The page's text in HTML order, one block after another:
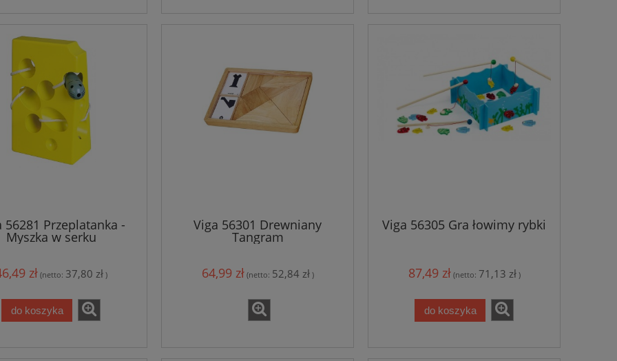
56281 Przeplatanka -
Myszka w serku
zł (netto: 37,80 zł)
do koszyka
Viga 56301 Drewniany
Tangram
64,99 zł (netto: 52,84 zł)
Viga 56305 Gra łowimy rybki
87,49 zł (netto: 71,13 zł)
do koszyka